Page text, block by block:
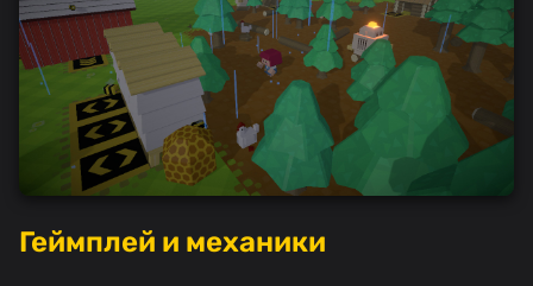
Геймплей и механики